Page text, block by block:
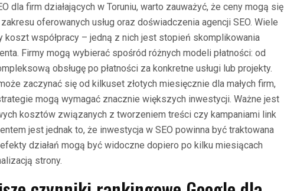
dla firm działających w Toruniu, warto zauważyć, że ceny mogą się
oferowanych usług oraz doświadczenia agencji SEO. Wiele
koszt współpracy – jedną z nich jest stopień skomplikowania
Firmy mogą wybierać spośród różnych modeli płatności: od
obsługę po płatności za konkretne usługi lub projekty.
zaczynać się od kilkuset złotych miesięcznie dla małych firm,
mogą wymagać znacznie większych inwestycji. Ważne jest
kosztów związanych z tworzeniem treści czy kampaniami link
jest jednak to, że inwestycja w SEO powinna być traktowana
działań mogą być widoczne dopiero po kilku miesiącach
strony.